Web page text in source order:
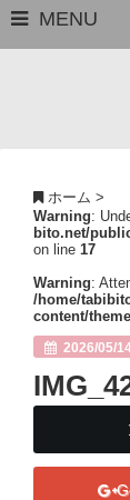
MENU
サイトマップ
ホーム >
Warning:
bito.net/
on line 17
Warning:
/home/
content/
2026/05/